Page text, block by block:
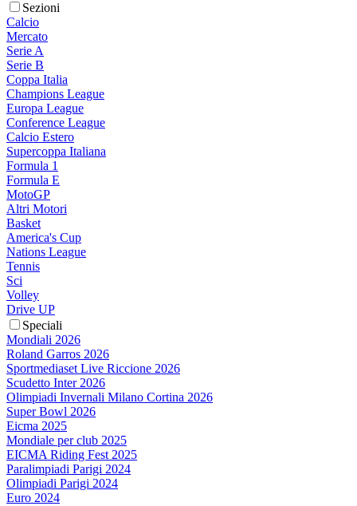
Sezioni
Calcio
Mercato
Serie A
Serie B
Coppa Italia
Champions League
Europa League
Conference League
Calcio Estero
Supercoppa Italiana
Formula 1
Formula E
MotoGP
Altri Motori
Basket
America's Cup
Nations League
Tennis
Sci
Volley
Drive UP
Speciali
Mondiali 2026
Roland Garros 2026
Sportmediaset Live Riccione 2026
Scudetto Inter 2026
Olimpiadi Invernali Milano Cortina 2026
Super Bowl 2026
Eicma 2025
Mondiale per club 2025
EICMA Riding Fest 2025
Paralimpiadi Parigi 2024
Olimpiadi Parigi 2024
Euro 2024